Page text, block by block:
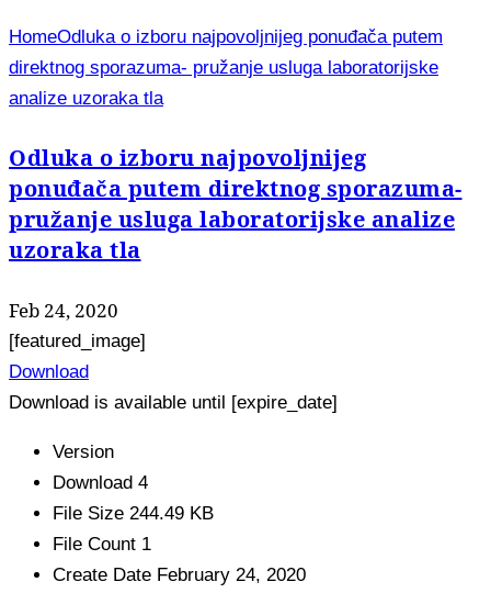
HomeOdluka o izboru najpovoljnijeg ponuđača putem
direktnog sporazuma- pružanje usluga laboratorijske
analize uzoraka tla
Odluka o izboru najpovoljnijeg
ponuđača putem direktnog sporazuma-
pružanje usluga laboratorijske analize
uzoraka tla
Feb 24, 2020
[featured_image]
Download
Download is available until [expire_date]
Version
Download 4
File Size 244.49 KB
File Count 1
Create Date February 24, 2020